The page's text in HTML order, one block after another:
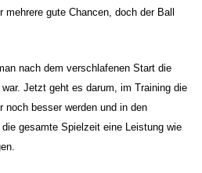
gute Chancen, doch der Ball
nach dem verschlafenen Start die
Jetzt geht es darum, im Training die
noch besser werden und in den
gesamte Spielzeit eine Leistung wie